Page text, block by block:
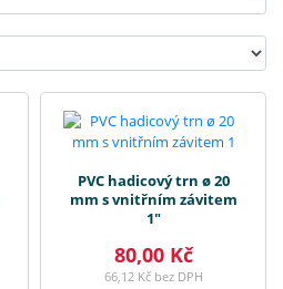
PVC hadicový trn ø 20
mm s vnitřním závitem
1"
80,00 Kč
66,12 Kč bez DPH